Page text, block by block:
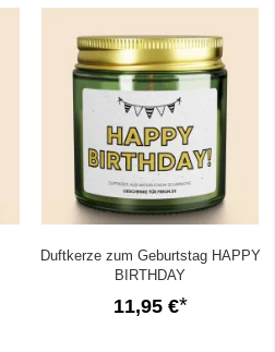
Duftkerze zum Geburtstag HAPPY
BIRTHDAY
11,95 €